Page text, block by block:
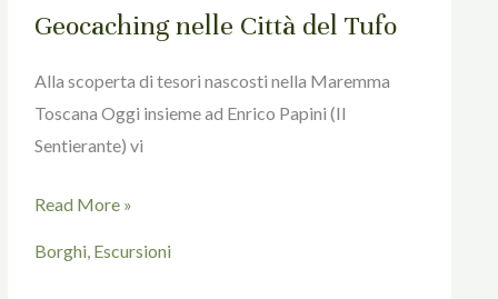
Geocaching nelle Città del Tufo
Alla scoperta di tesori nascosti nella Maremma
Toscana Oggi insieme ad Enrico Papini (Il
Sentierante) vi
Read More »
Borghi Escursioni